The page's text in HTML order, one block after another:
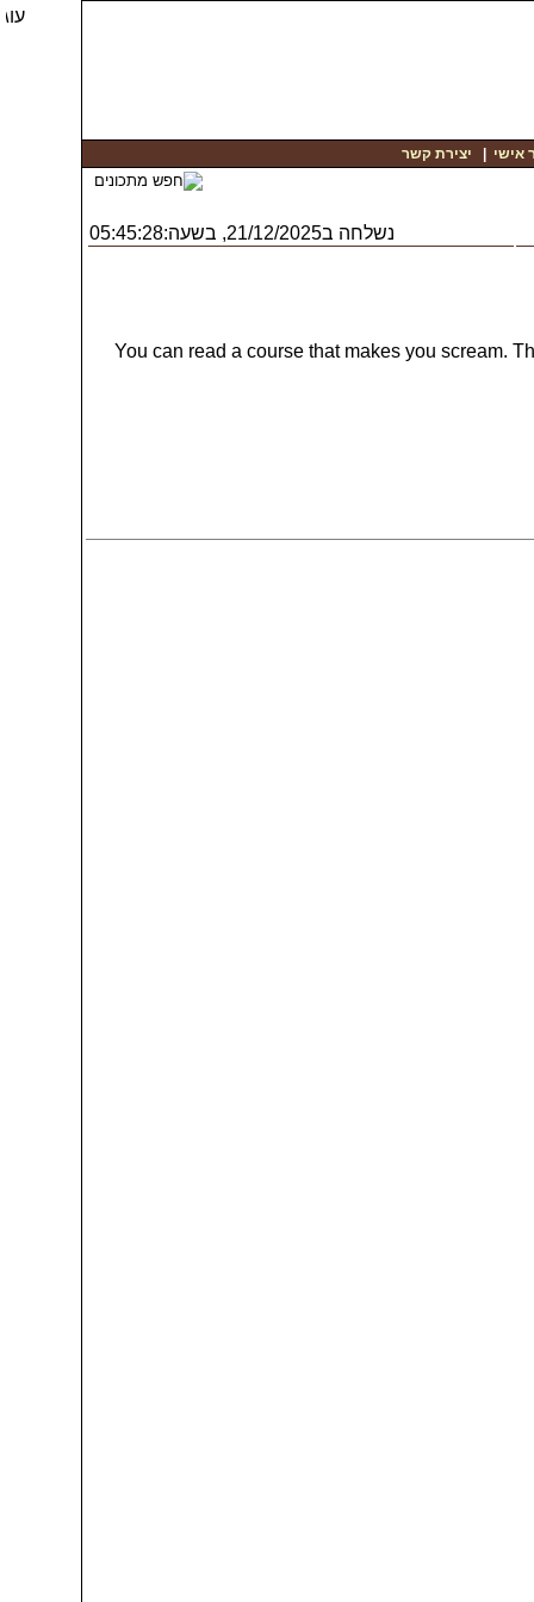
אישי יצירת קשר
נשלחה ב21/12/2025, בשעה:05:45:28
You can read a course that makes you scream.